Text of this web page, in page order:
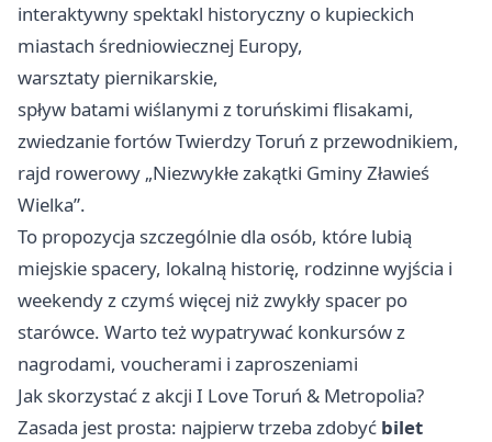
interaktywny spektakl historyczny o kupieckich
miastach średniowiecznej Europy,
warsztaty piernikarskie,
spływ batami wiślanymi z toruńskimi flisakami,
zwiedzanie fortów Twierdzy Toruń z przewodnikiem,
rajd rowerowy „Niezwykłe zakątki Gminy Zławieś
Wielka”.
To propozycja szczególnie dla osób, które lubią
miejskie spacery, lokalną historię, rodzinne wyjścia i
weekendy z czymś więcej niż zwykły spacer po
starówce. Warto też wypatrywać konkursów z
nagrodami, voucherami i zaproszeniami
Jak skorzystać z akcji I Love Toruń & Metropolia?
Zasada jest prosta: najpierw trzeba zdobyć bilet